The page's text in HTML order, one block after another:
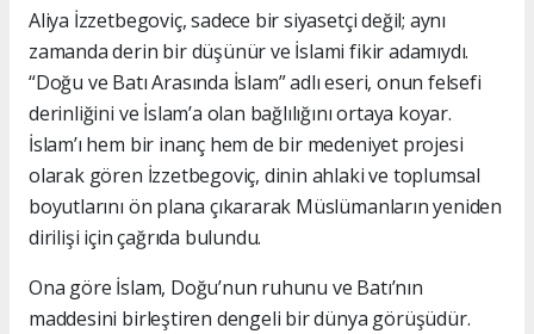
Aliya İzzetbegoviç, sadece bir siyasetçi değil; aynı
zamanda derin bir düşünür ve İslami fikir adamıydı.
“Doğu ve Batı Arasında İslam” adlı eseri, onun felsefi
derinliğini ve İslam’a olan bağlılığını ortaya koyar.
İslam’ı hem bir inanç hem de bir medeniyet projesi
olarak gören İzzetbegoviç, dinin ahlaki ve toplumsal
boyutlarını ön plana çıkararak Müslümanların yeniden
dirilişi için çağrıda bulundu.
Ona göre İslam, Doğu’nun ruhunu ve Batı’nın
maddesini birleştiren dengeli bir dünya görüşüdür.